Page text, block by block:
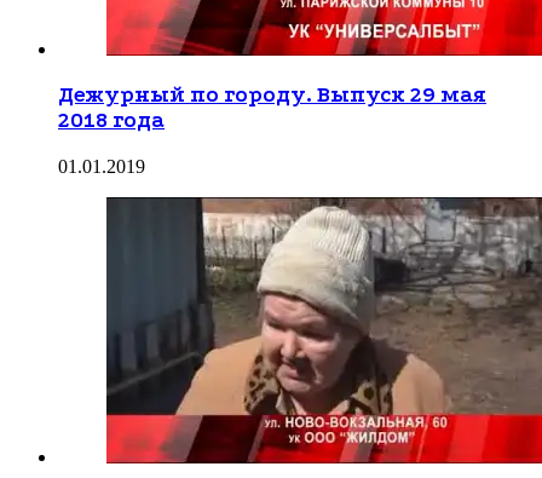
Дежурный по городу. Выпуск 29 мая
2018 года
01.01.2019